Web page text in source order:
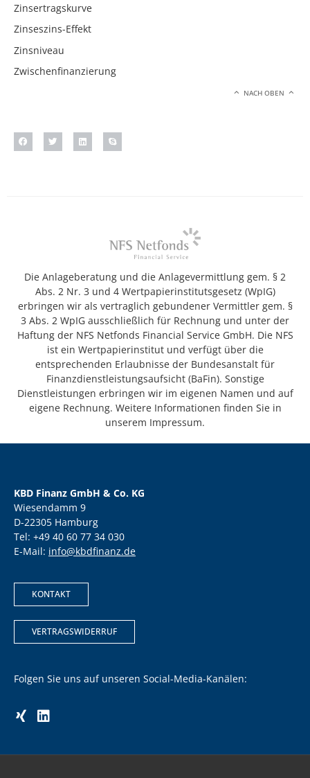
Zinsertragskurve
Zinseszins-Effekt
Zinsniveau
Zwischenfinanzierung
NACH OBEN
Die Anlageberatung und die Anlagevermittlung gem. § 2
Abs. 2 Nr. 3 und 4 Wertpapierinstitutsgesetz (WpIG)
erbringen wir als vertraglich gebundener Vermittler gem. §
3 Abs. 2 WpIG ausschließlich für Rechnung und unter der
Haftung der NFS Netfonds Financial Service GmbH. Die NFS
ist ein Wertpapierinstitut und verfügt über die
entsprechenden Erlaubnisse der Bundesanstalt für
Finanzdienstleistungsaufsicht (BaFin). Sonstige
Dienstleistungen erbringen wir im eigenen Namen und auf
eigene Rechnung. Weitere Informationen finden Sie in
unserem Impressum.
KBD Finanz GmbH & Co. KG
Wiesendamm 9
D-22305 Hamburg
Tel: +49 40 60 77 34 030
E-Mail: info@kbdfinanz.de
KONTAKT
VERTRAGSWIDERRUF
Folgen Sie uns auf unseren Social-Media-Kanälen: